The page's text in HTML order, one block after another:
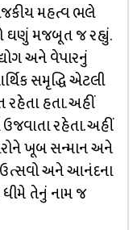
મહત્વ ભલે
ઘણું મજબૂત જ રહ્યું.
અને વેપારનું
સમૃદ્ધિ એટલી
હતા. અહીં
રહેતા. અહીં
ખૂબ સન્માન અને
અને આનંદના
તેનું નામ જ